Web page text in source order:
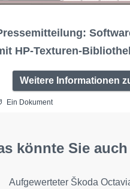
HP-Texturen-
Weitere Informationen
Ein Dokument
könnte Sie
Aufgewerteter Škoda